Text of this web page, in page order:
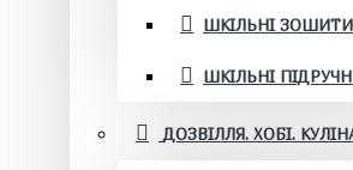
ШКІЛЬНІ ЗОШИТИ
ШКІЛЬНІ
ДОЗВІЛЛЯ. ХОБІ.